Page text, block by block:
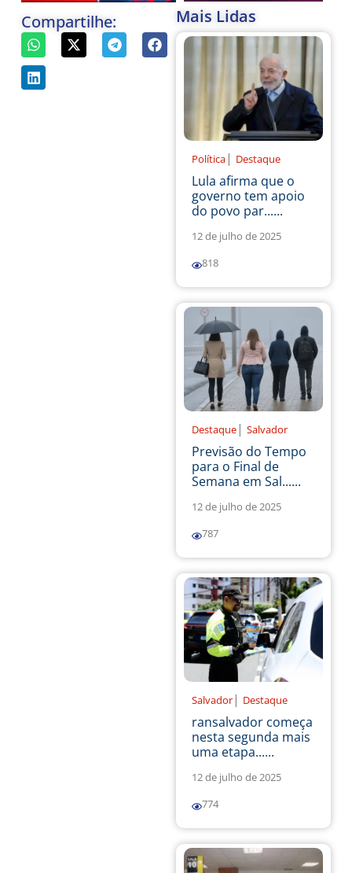
Compartilhe: Mais Lidas
Política | Destaque
Lula afirma que o
governo tem apoio
do povo par......
12 de julho de 2025
818
Destaque | Salvador
Previsão do Tempo
para o Final de
Semana em Sal......
12 de julho de 2025
787
Salvador | Destaque
ransalvador começa
nesta segunda mais
uma etapa......
12 de julho de 2025
774